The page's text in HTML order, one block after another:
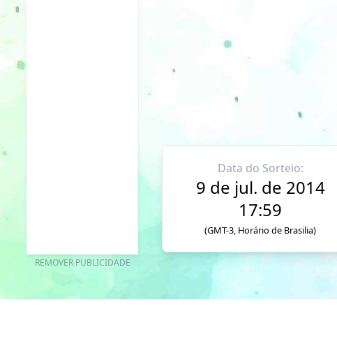
REMOVER PUBLICIDADE
Data do Sorteio:
9 de jul. de 2014
17:59
(GMT-3, Horário de Brasilia)